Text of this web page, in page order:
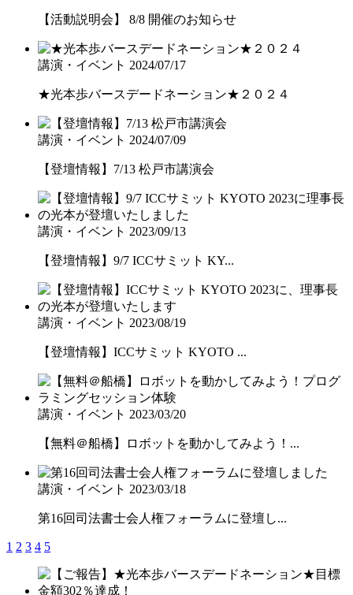
【活動説明会】 8/8 開催のお知らせ
講演・イベント 2024/07/17
★光本歩バースデードネーション★２０２４
講演・イベント 2024/07/09
【登壇情報】7/13 松戸市講演会
講演・イベント 2023/09/13
【登壇情報】9/7 ICCサミット KY...
講演・イベント 2023/08/19
【登壇情報】ICCサミット KYOTO ...
講演・イベント 2023/03/20
【無料＠船橋】ロボットを動かしてみよう！...
講演・イベント 2023/03/18
第16回司法書士会人権フォーラムに登壇し...
1 2 3 4 5